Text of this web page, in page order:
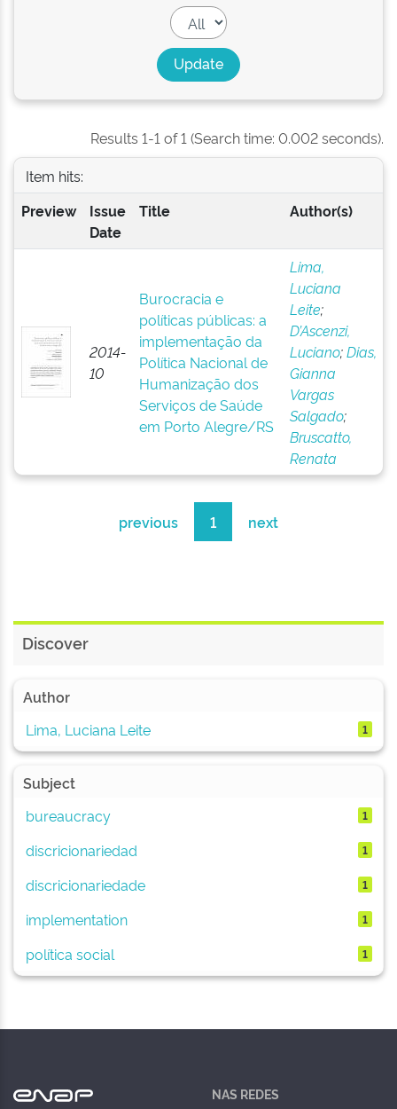
Results 1-1 of 1 (Search time: 0.002 seconds).
Item hits:
Preview
Issue
Date
Title Author(s)
2014-
10
Burocracia e
políticas públicas: a
implementação da
Política Nacional de
Humanização dos
Serviços de Saúde
em Porto Alegre/RS
Lima,
Luciana
Leite;
D’Ascenzi,
Luciano;Dias,
Gianna
Vargas
Salgado;
Bruscatto,
Renata
previous 1 next
Discover
Author
Lima, Luciana Leite
1
Subject
bureaucracy
1
discricionariedad 1
discricionariedade 1
implementation 1
política social 1
NAS REDES